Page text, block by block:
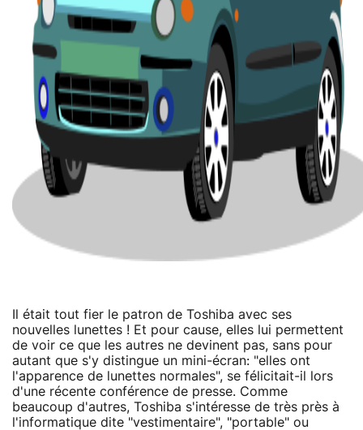
Il était tout fier le patron de Toshiba avec ses
nouvelles lunettes ! Et pour cause, elles lui permettent
de voir ce que les autres ne devinent pas, sans pour
autant que s'y distingue un mini-écran: "elles ont
l'apparence de lunettes normales", se félicitait-il lors
d'une récente conférence de presse. Comme
beaucoup d'autres, Toshiba s'intéresse de très près à
l'informatique dite "vestimentaire", "portable" ou